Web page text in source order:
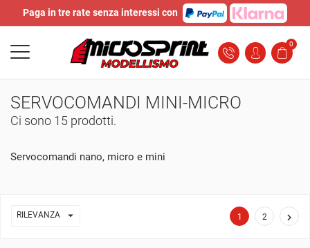
Paga in tre rate senza interessi con
0
SERVOCOMANDI MINI-MICRO
Ci sono 15 prodotti.
Servocomandi nano, micro e mini
RILEVANZA  1 2 